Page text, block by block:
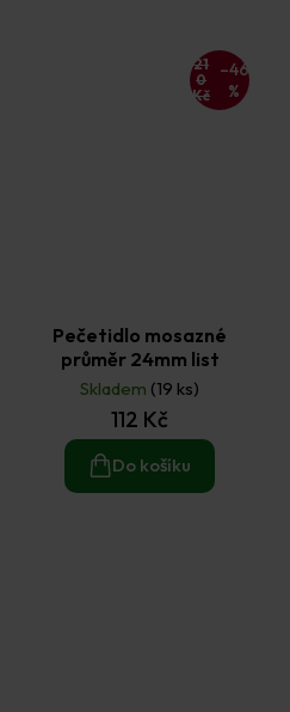
21
0
Kč
–46
%
Pečetidlo mosazné
průměr 24mm list
Skladem (19 ks)
112 Kč
Do košíku